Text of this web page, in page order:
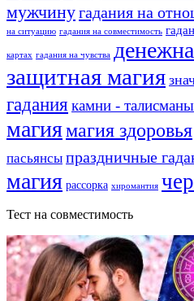
мужчинугадания на
на ситуацию гадания на совместимость
картах гадания на чувства
защитная магия
гадания камни - талисманы
магиямагия здоровья
пасьянсы праздничные
магия рассорка хиромантия
Тест на совместимость